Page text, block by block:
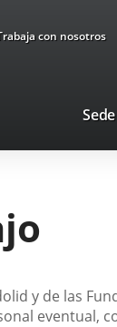
con nosotros
up
y de las
eventual,